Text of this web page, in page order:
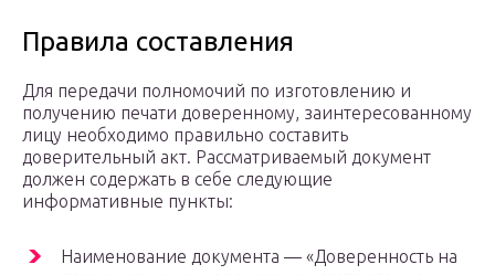
Правила составления
Для передачи полномочий по изготовлению и
получению печати доверенному, заинтересованному
лицу необходимо правильно составить
доверительный акт. Рассматриваемый документ
должен содержать в себе следующие
информативные пункты:
Наименование документа — «Доверенность на